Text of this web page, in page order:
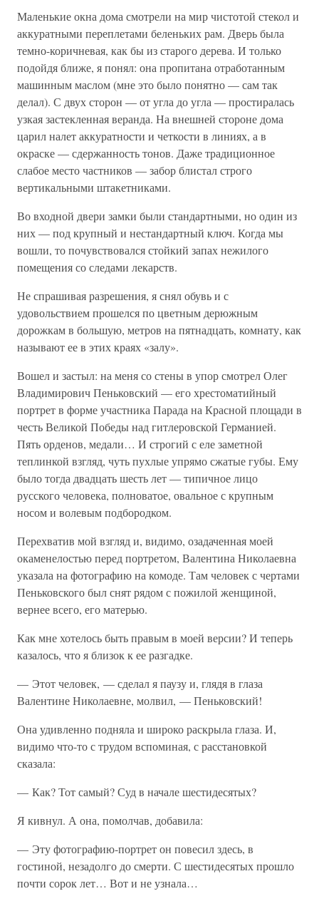
Маленькие окна дома смотрели на мир чистотой стекол и
аккуратными переплетами беленьких рам. Дверь была
темно-коричневая, как бы из старого дерева. И только
подойдя ближе, я понял: она пропитана отработанным
машинным маслом (мне это было понятно — сам так
делал). С двух сторон — от угла до угла — простиралась
узкая застекленная веранда. На внешней стороне дома
царил налет аккуратности и четкости в линиях, а в
окраске — сдержанность тонов. Даже традиционное
слабое место частников — забор блистал строго
вертикальными штакетниками.
Во входной двери замки были стандартными, но один из
них — под крупный и нестандартный ключ. Когда мы
вошли, то почувствовался стойкий запах нежилого
помещения со следами лекарств.
Не спрашивая разрешения, я снял обувь и с
удовольствием прошелся по цветным дерюжным
дорожкам в большую, метров на пятнадцать, комнату, как
называют ее в этих краях «залу».
Вошел и застыл: на меня со стены в упор смотрел Олег
Владимирович Пеньковский — его хрестоматийный
портрет в форме участника Парада на Красной площади в
честь Великой Победы над гитлеровской Германией.
Пять орденов, медали… И строгий с еле заметной
теплинкой взгляд, чуть пухлые упрямо сжатые губы. Ему
было тогда двадцать шесть лет — типичное лицо
русского человека, полноватое, овальное с крупным
носом и волевым подбородком.
Перехватив мой взгляд и, видимо, озадаченная моей
окаменелостью перед портретом, Валентина Николаевна
указала на фотографию на комоде. Там человек с чертами
Пеньковского был снят рядом с пожилой женщиной,
вернее всего, его матерью.
Как мне хотелось быть правым в моей версии? И теперь
казалось, что я близок к ее разгадке.
— Этот человек, — сделал я паузу и, глядя в глаза
Валентине Николаевне, молвил, — Пеньковский!
Она удивленно подняла и широко раскрыла глаза. И,
видимо что-то с трудом вспоминая, с расстановкой
сказала:
— Как? Тот самый? Суд в начале шестидесятых?
Я кивнул. А она, помолчав, добавила:
— Эту фотографию-портрет он повесил здесь, в
гостиной, незадолго до смерти. С шестидесятых прошло
почти сорок лет… Вот и не узнала…